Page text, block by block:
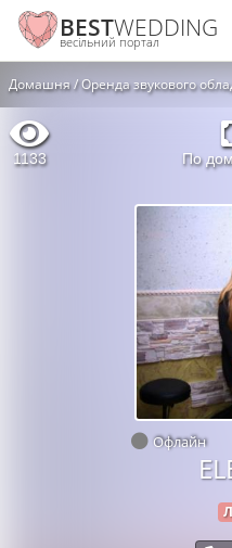
BESTWEDDING
весільний портал
Домашня Оренда звукового
1133 По
Офлайн